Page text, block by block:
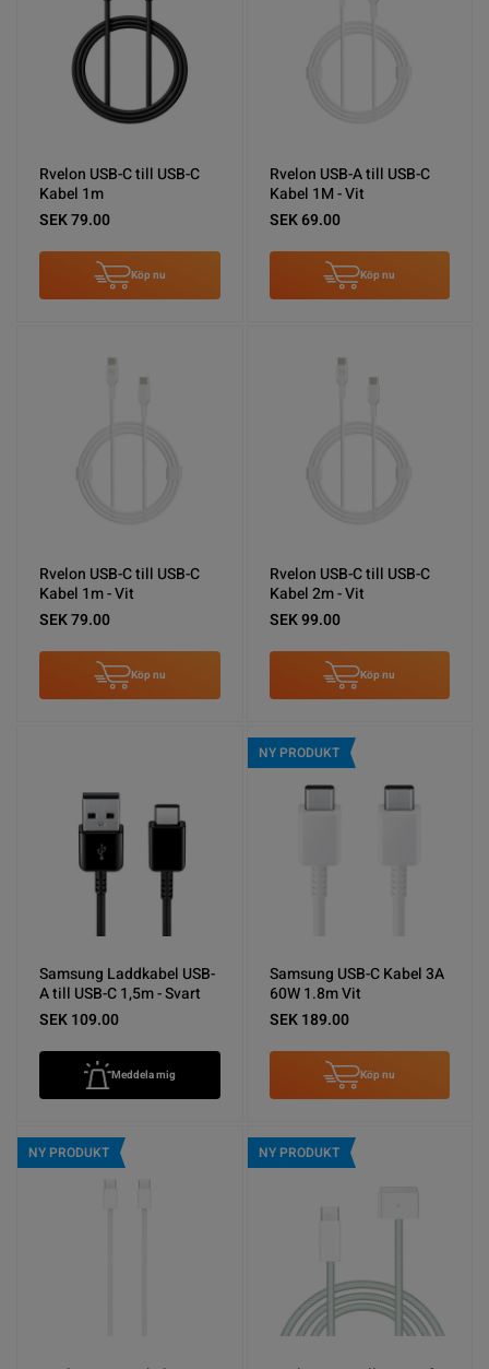
Rvelon USB-C till USB-C
Kabel 1m
SEK 79.00
Köp nu
Rvelon USB-A till USB-C
Kabel 1M - Vit
SEK 69.00
Köp nu
Rvelon USB-C till USB-C
Kabel 1m - Vit
SEK 79.00
Köp nu
Rvelon USB-C till USB-C
Kabel 2m - Vit
SEK 99.00
Köp nu
Samsung Laddkabel USB-
A till USB-C 1,5m - Svart
SEK 109.00
Meddela mig
NY PRODUKT
Samsung USB-C Kabel 3A
60W 1.8m Vit
SEK 189.00
Köp nu
NY PRODUKT NY PRODUKT